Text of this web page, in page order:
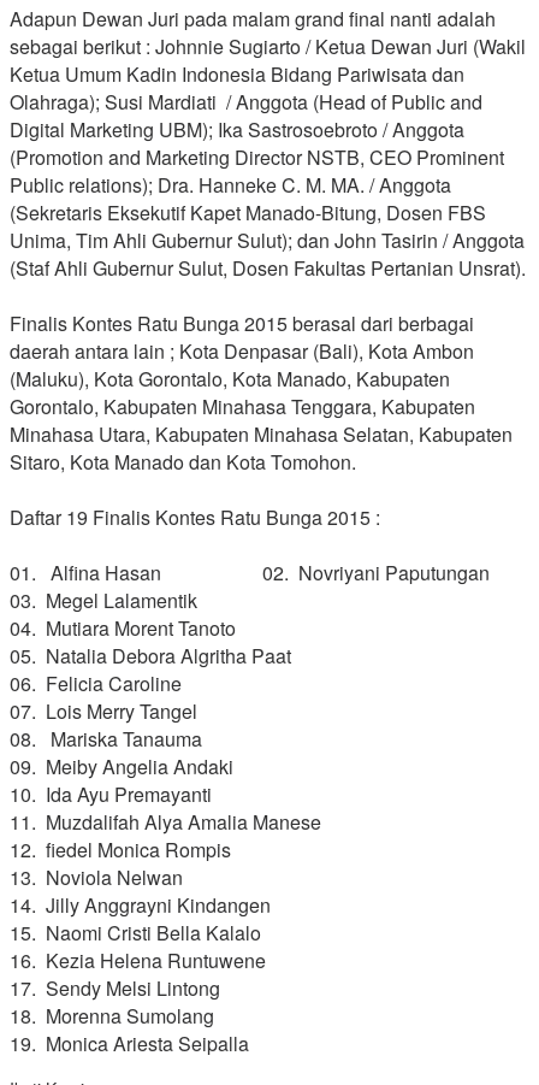
Adapun Dewan Juri pada malam grand final nanti adalah
sebagai berikut : Johnnie Sugiarto / Ketua Dewan Juri (Wakil
Ketua Umum Kadin Indonesia Bidang Pariwisata dan
Olahraga); Susi Mardiati / Anggota (Head of Public and
Digital Marketing UBM); Ika Sastrosoebroto / Anggota
(Promotion and Marketing Director NSTB, CEO Prominent
Public relations); Dra. Hanneke C. M. MA. / Anggota
(Sekretaris Eksekutif Kapet Manado-Bitung, Dosen FBS
Unima, Tim Ahli Gubernur Sulut); dan John Tasirin / Anggota
(Staf Ahli Gubernur Sulut, Dosen Fakultas Pertanian Unsrat).
Finalis Kontes Ratu Bunga 2015 berasal dari berbagai
daerah antara lain ; Kota Denpasar (Bali), Kota Ambon
(Maluku), Kota Gorontalo, Kota Manado, Kabupaten
Gorontalo, Kabupaten Minahasa Tenggara, Kabupaten
Minahasa Utara, Kabupaten Minahasa Selatan, Kabupaten
Sitaro, Kota Manado dan Kota Tomohon.
Daftar 19 Finalis Kontes Ratu Bunga 2015 :
01. Alfina Hasan 02. Novriyani Paputungan
03. Megel Lalamentik
04. Mutiara Morent Tanoto
05. Natalia Debora Algritha Paat
06. Felicia Caroline
07. Lois Merry Tangel
08. Mariska Tanauma
09. Meiby Angelia Andaki
10. Ida Ayu Premayanti
11. Muzdalifah Alya Amalia Manese
12. fiedel Monica Rompis
13. Noviola Nelwan
14. Jilly Anggrayni Kindangen
15. Naomi Cristi Bella Kalalo
16. Kezia Helena Runtuwene
17. Sendy Melsi Lintong
18. Morenna Sumolang
19. Monica Ariesta Seipalla